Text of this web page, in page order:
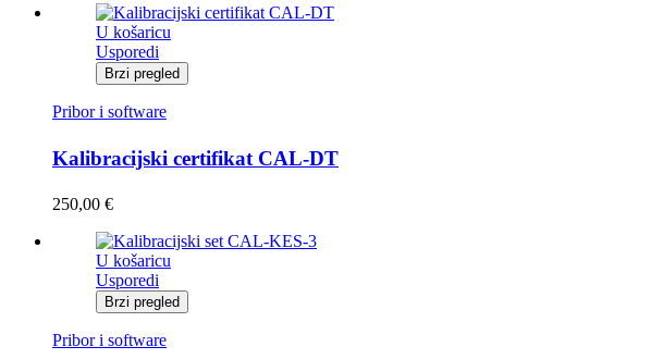
U košaricu
Usporedi
Brzi pregled
Pribor i software
Kalibracijski certifikat CAL-DT
250,00 €
U košaricu
Usporedi
Brzi pregled
Pribor i software